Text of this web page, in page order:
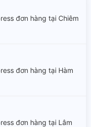
đơn hàng tại Chiêm
đơn hàng tại Hàm
đơn hàng tại Lâm